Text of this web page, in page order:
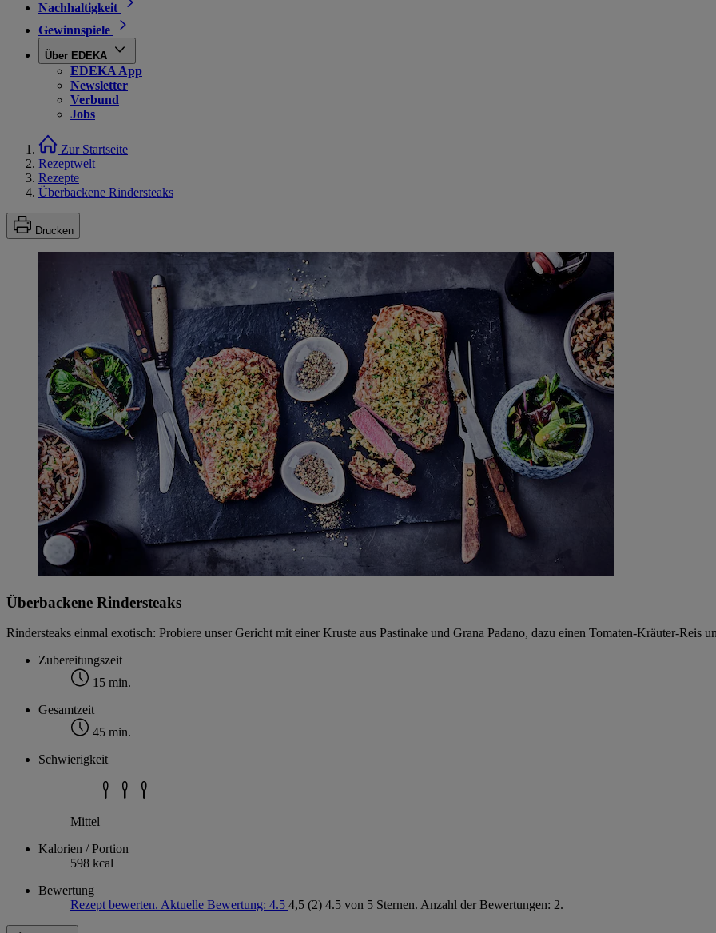
Nachhaltigkeit
Gewinnspiele
Über EDEKA
EDEKA App
Newsletter
Verbund
Jobs
Zur Startseite
Rezeptwelt
Rezepte
Überbackene Rindersteaks
Drucken
Überbackene Rindersteaks
Rindersteaks einmal exotisch: Probiere unser Gericht mit einer Kruste aus Pastinake und Grana Padano, dazu einen Tomaten-Kräuter-Reis
Zubereitungszeit
15 min.
Gesamtzeit
45 min.
Schwierigkeit
Mittel
Kalorien / Portion
598 kcal
Bewertung
Rezept bewerten. Aktuelle Bewertung: 4.5 4,5 (2) 4.5 von 5 Sternen. Anzahl der Bewertungen: 2.